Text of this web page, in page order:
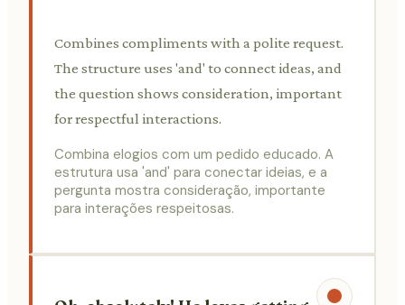
Combines compliments with a polite request.
The structure uses 'and' to connect ideas, and
the question shows consideration, important
for respectful interactions.
Combina elogios com um pedido educado. A
estrutura usa 'and' para conectar ideias, e a
pergunta mostra consideração, importante
para interações respeitosas.